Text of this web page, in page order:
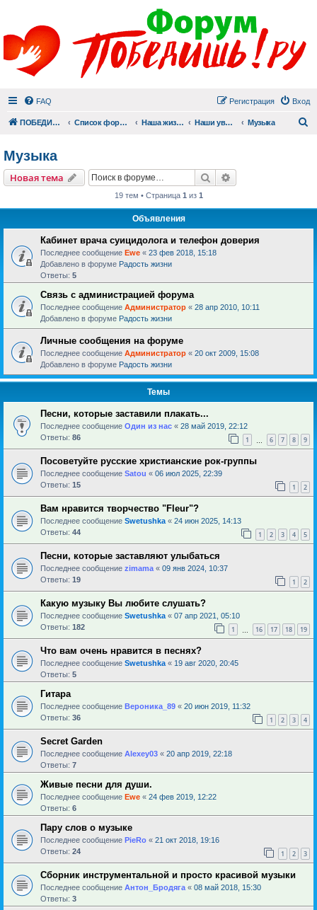
FAQ Вход
Регистрация
ПОБЕДИШЬ.РУ Список форумов Наша жизнь (не всё же о суициде!) Наши увлечения Музыка
Музыка
Новая тема Поиск
19 тем • Страница 1 из 1
Объявления
Кабинет врача суицидолога и телефон доверия
Последнее сообщение Ewe « 23 фев 2018, 15:18
Добавлено в форуме Радость жизни
Ответы: 5
Связь с администрацией форума
Последнее сообщение Администратор « 28 апр 2010, 10:11
Добавлено в форуме Радость жизни
Личные сообщения на форуме
Последнее сообщение Администратор « 20 окт 2009, 15:08
Добавлено в форуме Радость жизни
Темы
Песни, которые заставили плакать...
Последнее сообщение Один из нас « 28 май 2019, 22:12
Ответы: 86 1 6 7 8 9
Посоветуйте русские христианские рок-группы
Последнее сообщение Satou « 06 июл 2025, 22:39
Ответы: 15 1 2
Вам нравится творчество "Fleur"?
Последнее сообщение Swetushka « 24 июн 2025, 14:13
Ответы: 44 1 2 3 4 5
Песни, которые заставляют улыбаться
Последнее сообщение zimama « 09 янв 2024, 10:37
Ответы: 19 1 2
Какую музыку Вы любите слушать?
Последнее сообщение Swetushka « 07 апр 2021, 05:10
Ответы: 182 1 16 17 18 19
Что вам очень нравится в песнях?
Последнее сообщение Swetushka « 19 авг 2020, 20:45
Ответы: 5
Гитара
Последнее сообщение Вероника_89 « 20 июн 2019, 11:32
Ответы: 36 1 2 3 4
Secret Garden
Последнее сообщение Alexey03 « 20 апр 2019, 22:18
Ответы: 7
Живые песни для души.
Последнее сообщение Ewe « 24 фев 2019, 12:22
Ответы: 6
Пару слов о музыке
Последнее сообщение PieRo « 21 окт 2018, 19:16
Ответы: 24 1 2 3
Сборник инструментальной и просто красивой музыки
Последнее сообщение Антон_Бродяга « 08 май 2018, 15:30
Ответы: 3